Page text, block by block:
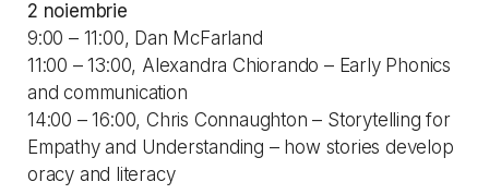
2 noiembrie
9:00 – 11:00, Dan McFarland
11:00 – 13:00, Alexandra Chiorando – Early Phonics
and communication
14:00 – 16:00, Chris Connaughton – Storytelling for
Empathy and Understanding – how stories develop
oracy and literacy